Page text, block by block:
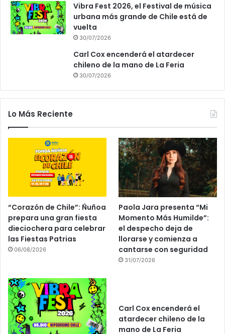
Vibra Fest 2026, el Festival de música
urbana más grande de Chile está de
vuelta
30/07/2026
Carl Cox encenderá el atardecer
chileno de la mano de La Feria
30/07/2026
Lo Más Reciente
“Corazón de Chile”: Ñuñoa
prepara una gran fiesta
dieciochera para celebrar
las Fiestas Patrias
06/08/2026
Paola Jara presenta “Mi
Momento Más Humilde”:
el despecho deja de
llorarse y comienza a
cantarse con seguridad
31/07/2026
Carl Cox encenderá el
atardecer chileno de la
mano de La Feria